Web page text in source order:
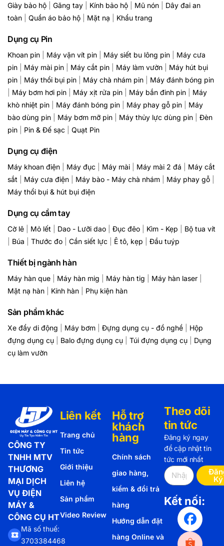
Giày bảo hộ Găng tay Kính bảo hộ Mũ nón
Dây đai an
toàn
Quần áo bảo hộ Mặt nạ Khẩu trang
Dụng cụ Pin
Khoan pin Máy vặn vít pin Máy siết bu lông pin
Máy cưa
pin
Máy mài pin Máy cắt pin Máy làm vườn
Máy hút bụi
pin
Máy thổi bụi pin Máy chà nhám pin
Máy đánh bóng pin
Máy bơm hơi pin Máy xịt rửa pin Máy bắn đinh pin
Máy
khò nhiệt pin
Máy đánh bóng pin Máy phay gỗ pin
Máy
bào dùng pin
Máy bơm mỡ pin Máy thủy lực dùng pin
Đèn
pin
Pin & Đế sạc Quạt Pin
Dụng cụ điện
Máy khoan điện Máy đục Máy mài Máy mài 2 đá
Máy cắt
sắt
Máy cưa điện Máy bào - Máy chà nhám Máy phay gỗ
Máy thổi bụi & hút bụi điện
Dụng cụ cầm tay
Cờ lê Mỏ lết Dao - Lưỡi dao Đục đẽo Kìm - Kẹp
Bộ tua vít
Búa Thước đo Cần siết lực Ê tô, kẹp Đầu tuýp
Thiết bị ngành hàn
Máy hàn que Máy hàn mig Máy hàn tig Máy hàn laser
Mặt nạ hàn
Kính hàn Phụ kiện hàn
Sản phẩm khác
Xe đẩy di động Máy bơm Đựng dụng cụ - đồ nghề
Hộp
đựng dụng cụ
Balo đựng dụng cụ Túi đựng dụng cụ
Dụng
cụ làm vườn
CÔNG TY
TNHH MTV
THƯƠNG
MẠI DỊCH
VỤ ĐIỆN
MÁY &
CÔNG CỤ HT
Mã số thuế:
3703384468
Liên kết
Trang chủ
Tin tức
Giới thiệu
Liên hệ
Sản phẩm
Video Review
Hỗ trợ
khách
hàng
Chính sách
giao hàng,
kiểm & đổi trả
hàng
Hướng dẫn đặt
hàng Online và
Theo dõi
tin tức
Đăng ký ngay
để cập nhật tin
tức mới nhất
Ký
Kết nối: